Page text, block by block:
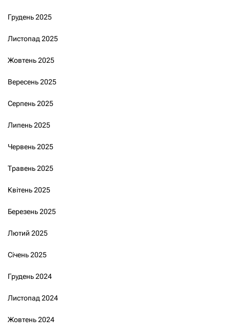
Грудень 2025
Листопад 2025
Жовтень 2025
Вересень 2025
Серпень 2025
Липень 2025
Червень 2025
Травень 2025
Квітень 2025
Березень 2025
Лютий 2025
Січень 2025
Грудень 2024
Листопад 2024
Жовтень 2024